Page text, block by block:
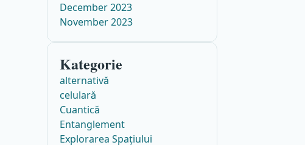
December 2023
November 2023
Kategorie
alternativă
celulară
Cuantică
Entanglement
Explorarea Spațiului